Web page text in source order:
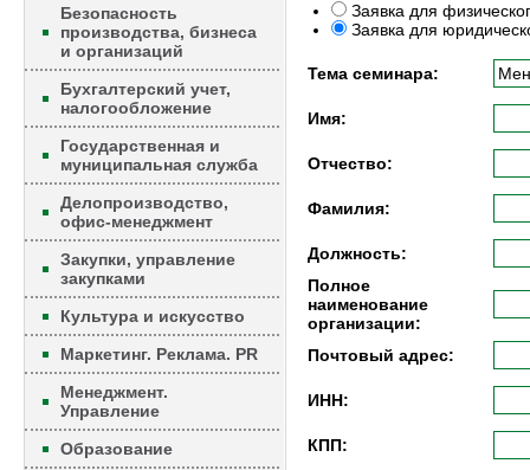
Безопасность
производства, бизнеса
и организаций
Бухгалтерский учет,
налогообложение
Государственная и
муниципальная служба
Делопроизводство,
офис-менеджмент
Закупки, управление
закупками
Культура и искусство
Маркетинг. Реклама. PR
Менеджмент.
Управление
Образование
Заявка для
Заявка для
Тема семинара:
Имя:
Отчество:
Фамилия:
Должность:
Полное
наименование
организации:
Почтовый адрес:
ИНН:
КПП: